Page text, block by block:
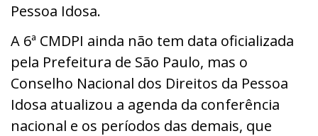
Pessoa Idosa.
A 6ª CMDPI ainda não tem data oficializada
pela Prefeitura de São Paulo, mas o
Conselho Nacional dos Direitos da Pessoa
Idosa atualizou a agenda da conferência
nacional e os períodos das demais, que